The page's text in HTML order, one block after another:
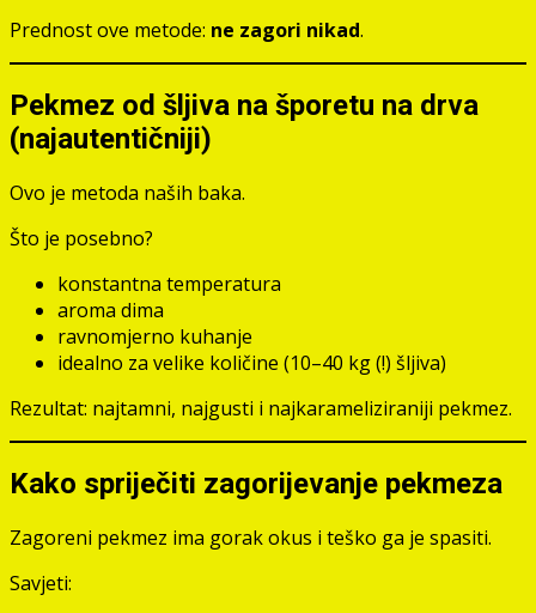
Prednost ove metode: ne zagori nikad.
Pekmez od šljiva na šporetu na drva
(najautentičniji)
Ovo je metoda naših baka.
Što je posebno?
konstantna temperatura
aroma dima
ravnomjerno kuhanje
idealno za velike količine (10–40 kg (!) šljiva)
Rezultat: najtamni, najgusti i najkarameliziraniji pekmez.
Kako spriječiti zagorijevanje pekmeza
Zagoreni pekmez ima gorak okus i teško ga je spasiti.
Savjeti: